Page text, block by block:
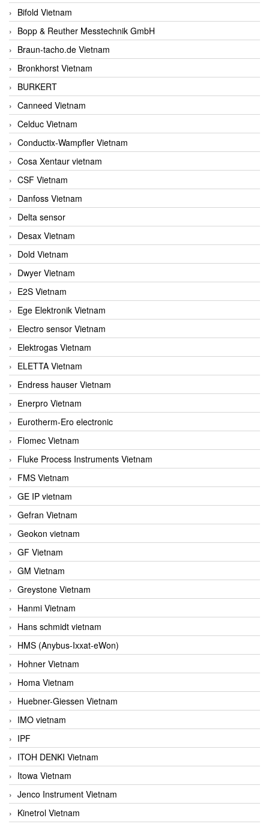
Bifold Vietnam
Bopp & Reuther Messtechnik GmbH
Braun-tacho.de Vietnam
Bronkhorst Vietnam
BURKERT
Canneed Vietnam
Celduc Vietnam
Conductix-Wampfler Vietnam
Cosa Xentaur vietnam
CSF Vietnam
Danfoss Vietnam
Delta sensor
Desax Vietnam
Dold Vietnam
Dwyer Vietnam
E2S Vietnam
Ege Elektronik Vietnam
Electro sensor Vietnam
Elektrogas Vietnam
ELETTA Vietnam
Endress hauser Vietnam
Enerpro Vietnam
Eurotherm-Ero electronic
Flomec Vietnam
Fluke Process Instruments Vietnam
FMS Vietnam
GE IP vietnam
Gefran Vietnam
Geokon vietnam
GF Vietnam
GM Vietnam
Greystone Vietnam
Hanmi Vietnam
Hans schmidt vietnam
HMS (Anybus-Ixxat-eWon)
Hohner Vietnam
Homa Vietnam
Huebner-Giessen Vietnam
IMO vietnam
IPF
ITOH DENKI Vietnam
Itowa Vietnam
Jenco Instrument Vietnam
Kinetrol Vietnam